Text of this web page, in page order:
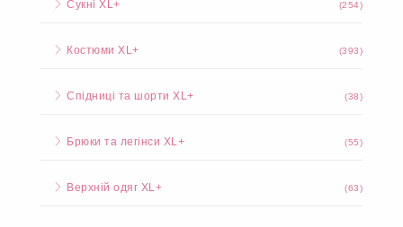
Сукні XL+ (254)
Костюми XL+ (393)
Спідниці та шорти XL+ (38)
Брюки та легінси XL+ (55)
Верхній одяг XL+ (63)